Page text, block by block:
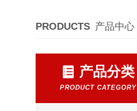
PRODUCTS 产品中心
产品分类
PRODUCT CATEGORY